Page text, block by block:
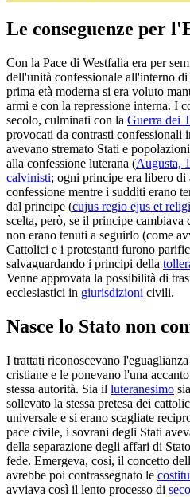
Le conseguenze per
Con la Pace di Westfalia era per
dell'unità confessionale all'interno di
prima età moderna si era voluto
armi e con la repressione interna. I
secolo, culminati con la Guerra dei
provocati da contrasti confessionali
avevano stremato Stati e
alla confessione luterana (Augusta,
calvinisti; ogni principe era libero di
confessione mentre i sudditi erano
dal principe (cujus regio ejus et
scelta, però, se il principe cambiava
non erano tenuti a seguirlo (come
Cattolici e i protestanti furono
salvaguardando i principi della
Venne approvata la possibilità di
ecclesiastici in giurisdizioni civili.
Nasce lo Stato non
I trattati riconoscevano
cristiane e le ponevano l'una
stessa autorità. Sia il luteranesimo
sollevato la stessa pretesa dei
universale e si erano scagliate
pace civile, i sovrani degli Stati
della separazione degli affari di
fede. Emergeva, così, il concetto
avrebbe poi contrassegnato le
avviava così il lento processo di